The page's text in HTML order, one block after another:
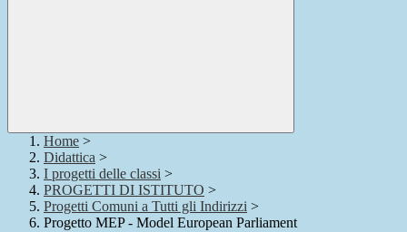
Home >
Didattica >
I progetti delle classi >
PROGETTI DI ISTITUTO >
Progetti Comuni a Tutti gli Indirizzi >
Progetto MEP - Model European Parliament